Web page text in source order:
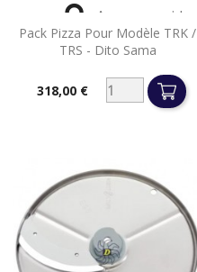
Pack Pizza Pour Modèle TRK /
TRS - Dito Sama
Prix318,00 €
 Aperçu rapide